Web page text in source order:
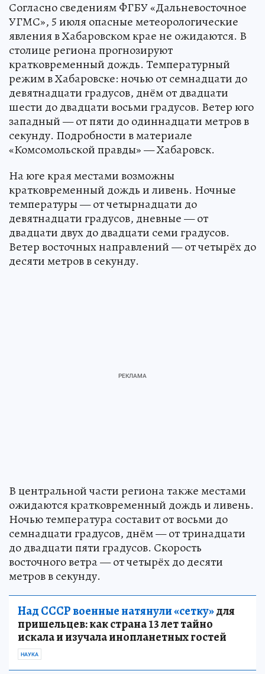
Согласно сведениям ФГБУ «Дальневосточное
УГМС», 5 июля опасные метеорологические
явления в Хабаровском крае не ожидаются. В
столице региона прогнозируют
кратковременный дождь. Температурный
режим в Хабаровске: ночью от семнадцати до
девятнадцати градусов, днём от двадцати
шести до двадцати восьми градусов. Ветер юго
западный — от пяти до одиннадцати метров в
секунду. Подробности в материале
«Комсомольской правды» — Хабаровск.
На юге края местами возможны
кратковременный дождь и ливень. Ночные
температуры — от четырнадцати до
девятнадцати градусов, дневные — от
двадцати двух до двадцати семи градусов.
Ветер восточных направлений — от четырёх до
десяти метров в секунду.
В центральной части региона также местами
ожидаются кратковременный дождь и ливень.
Ночью температура составит от восьми до
семнадцати градусов, днём — от тринадцати
до двадцати пяти градусов. Скорость
восточного ветра — от четырёх до десяти
метров в секунду.
Над СССР военные натянули «сетку»для
пришельцев: как страна 13 лет тайно
искала и изучала инопланетных гостей
НАУКА